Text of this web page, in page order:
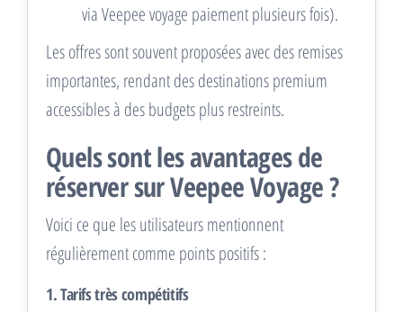
via Veepee voyage paiement plusieurs fois).
Les offres sont souvent proposées avec des remises
importantes, rendant des destinations premium
accessibles à des budgets plus restreints.
Quels sont les avantages de
réserver sur Veepee Voyage ?
Voici ce que les utilisateurs mentionnent
régulièrement comme points positifs :
1. Tarifs très compétitifs